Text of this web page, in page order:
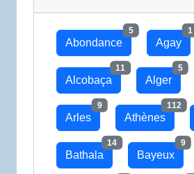
Abondance
5
Agay
1
Alcobaça
11
Alger
5
Arles
9
Athènes
112
Bathala
14
Bayeux
9